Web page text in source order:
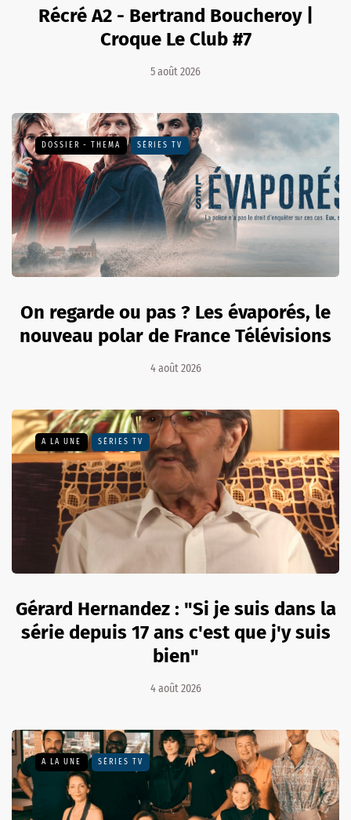
Récré A2 - Bertrand Boucheroy |
Croque Le Club #7
5 août 2026
DOSSIER - THEMA SÉRIES TV
On regarde ou pas ? Les évaporés, le
nouveau polar de France Télévisions
4 août 2026
A LA UNE SÉRIES TV
Gérard Hernandez : "Si je suis dans la
série depuis 17 ans c'est que j'y suis
bien"
4 août 2026
A LA UNE SÉRIES TV